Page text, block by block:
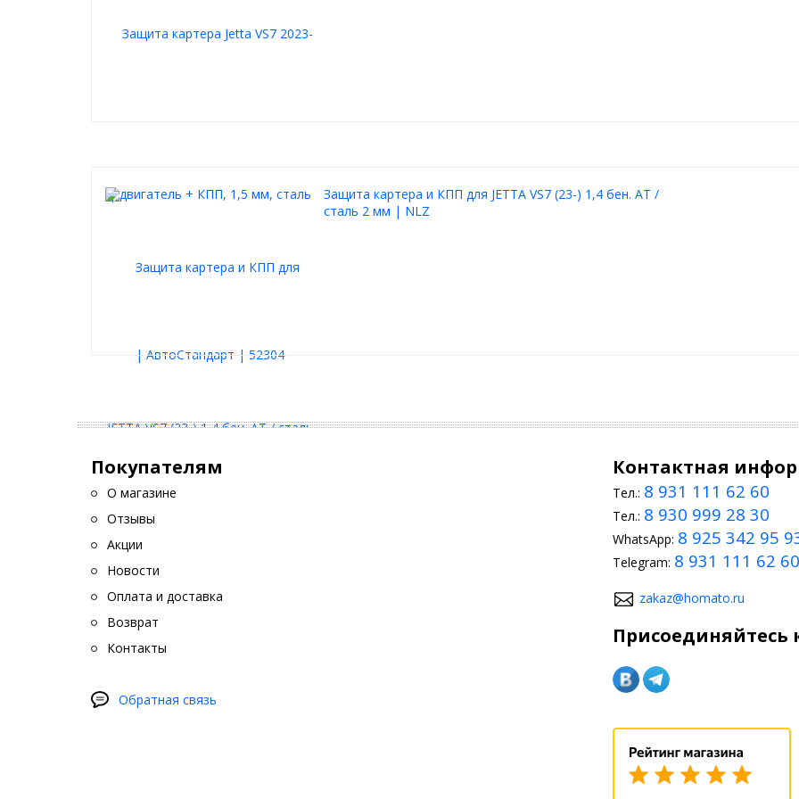
Защита картера и КПП для JETTA VS7 (23-) 1,4 бен. AT /
сталь 2 мм | NLZ
Покупателям
О магазине
Отзывы
Акции
Новости
Оплата и доставка
Возврат
Контакты
Обратная связь
Контактная
Тел.: 8 931 111 62 60
Тел.: 8 930 999 28 30
WhatsApp: 8 925 342 95
Telegram: 8 931 111 62 60
zakaz@homato.ru
Присоединяйтесь